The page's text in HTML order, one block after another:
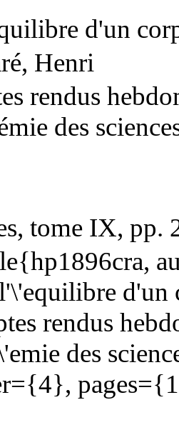
d'un
Henri
rendus
des
tome IX, pp.
d'un
rendus
des